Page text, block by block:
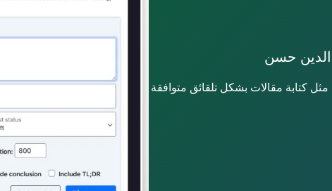
الدين حسن
كتابة مقالات بشكل تلقائق متوافقة